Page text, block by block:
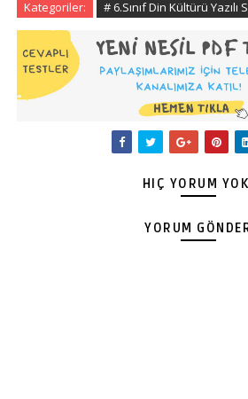
Kategoriler: # 6.Sınıf Din Kültürü Yazılı
HIÇ YORUM
YORUM